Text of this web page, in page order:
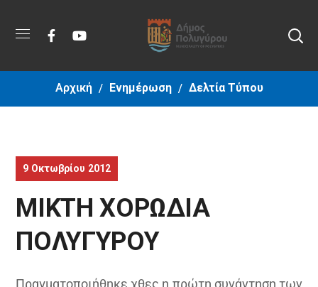
Αρχική Ενημέρωση Δελτία Τύπου
9 Οκτωβρίου 2012
ΜΙΚΤΗ ΧΟΡΩΔΙΑ
ΠΟΛΥΓΥΡΟΥ
Πραγματοποιήθηκε χθες η πρώτη συνάντηση των